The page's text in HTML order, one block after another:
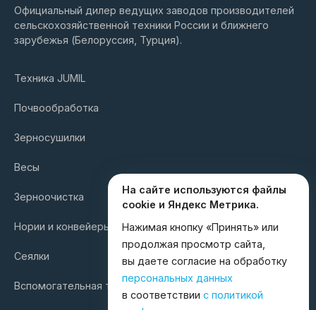
Официальный дилер ведущих заводов производителей
сельскохозяйственной техники России и ближнего
зарубежья (Белоруссия, Турция).
Техника JUMIL
Почвообработка
Зерносушилки
Весы
Зерноочистка
Нории и конвейеры
Сеялки
Вспомогательная техника
На сайте используются файлы
cookie и Яндекс Метрика.
Нажимая кнопку «Принять» или
продолжая просмотр сайта,
вы даете согласие на обработку
персональных данных
в соответствии с политикой